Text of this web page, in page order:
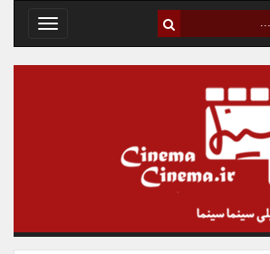
Toggle